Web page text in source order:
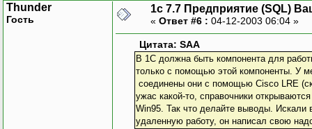
Thunder
Гость
1с 7.7 Предприятие (SQL)
« Ответ #6 : 04-12-2003 06:04 »
Цитата: SAA
В 1С должна быть компонента для
только с помощью этой компоненты. У
соединены они с помощью Cisco LRE
ужас какой-то, справочники
Win95. Так что делайте выводы. Искали
удаленную работу, он написал свою